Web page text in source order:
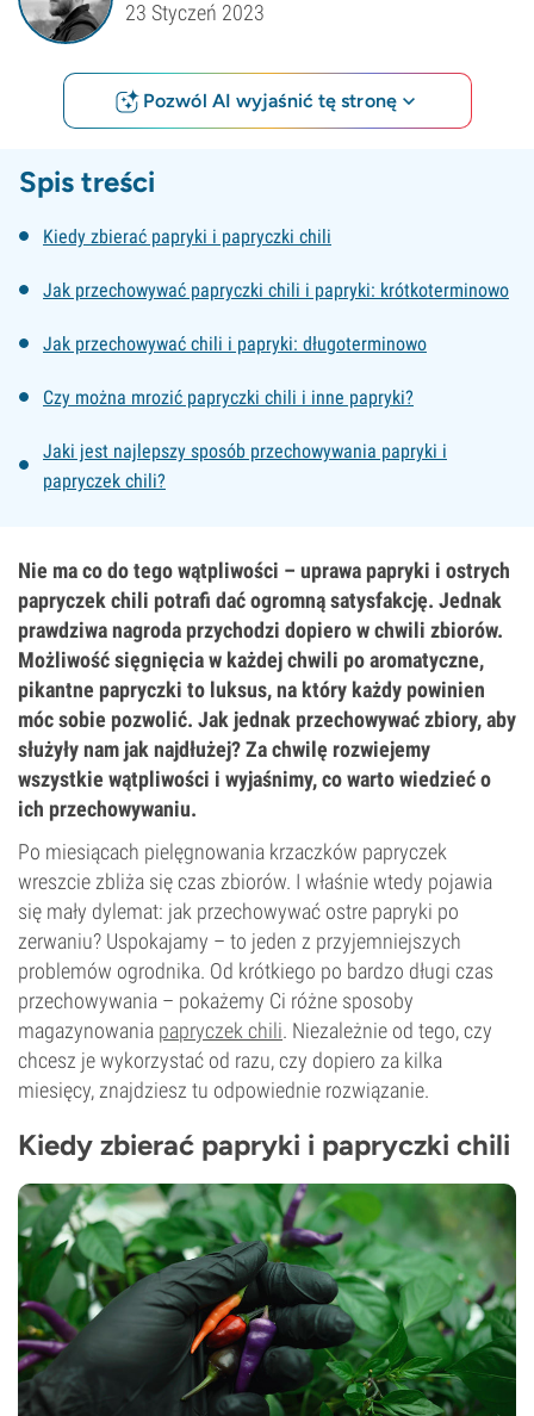
23 Styczeń 2023
Pozwól AI wyjaśnić tę stronę
Spis treści
Kiedy zbierać papryki i papryczki chili
Jak przechowywać papryczki chili i papryki: krótkoterminowo
Jak przechowywać chili i papryki: długoterminowo
Czy można mrozić papryczki chili i inne papryki?
Jaki jest najlepszy sposób przechowywania papryki i
papryczek chili?
Nie ma co do tego wątpliwości – uprawa papryki i ostrych
papryczek chili potrafi dać ogromną satysfakcję. Jednak
prawdziwa nagroda przychodzi dopiero w chwili zbiorów.
Możliwość sięgnięcia w każdej chwili po aromatyczne,
pikantne papryczki to luksus, na który każdy powinien
móc sobie pozwolić. Jak jednak przechowywać zbiory, aby
służyły nam jak najdłużej? Za chwilę rozwiejemy
wszystkie wątpliwości i wyjaśnimy, co warto wiedzieć o
ich przechowywaniu.
Po miesiącach pielęgnowania krzaczków papryczek
wreszcie zbliża się czas zbiorów. I właśnie wtedy pojawia
się mały dylemat: jak przechowywać ostre papryki po
zerwaniu? Uspokajamy – to jeden z przyjemniejszych
problemów ogrodnika. Od krótkiego po bardzo długi czas
przechowywania – pokażemy Ci różne sposoby
magazynowania papryczek chili. Niezależnie od tego, czy
chcesz je wykorzystać od razu, czy dopiero za kilka
miesięcy, znajdziesz tu odpowiednie rozwiązanie.
Kiedy zbierać papryki i papryczki chili